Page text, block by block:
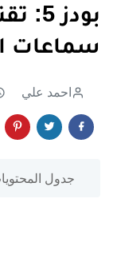
سماعات
احمد علي
جدول